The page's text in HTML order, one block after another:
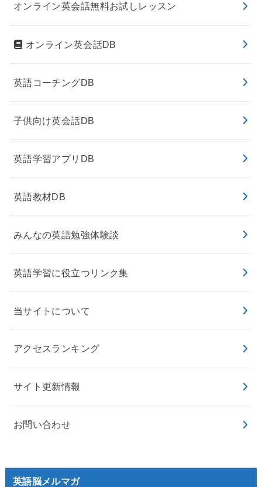
オンライン英会話無料お試しレッスン
オンライン英会話DB
英語コーチングDB
子供向け英会話DB
英語学習アプリDB
英語教材DB
みんなの英語勉強体験談
英語学習に役立つリンク集
当サイトについて
アクセスランキング
サイト更新情報
お問い合わせ
英語脳メルマガ